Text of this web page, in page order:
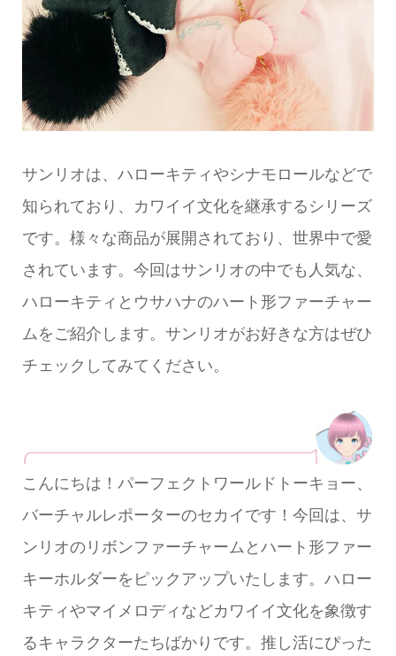
サンリオは、ハローキティやシナモロールなどで
知られており、カワイイ文化を継承するシリーズ
です。様々な商品が展開されており、世界中で愛
されています。今回はサンリオの中でも人気な、
ハローキティとウサハナのハート形ファーチャー
ムをご紹介します。サンリオがお好きな方はぜひ
チェックしてみてください。
こんにちは！パーフェクトワールドトーキョー、
バーチャルレポーターのセカイです！今回は、サ
ンリオのリボンファーチャームとハート形ファー
キーホルダーをピックアップいたします。ハロー
キティやマイメロディなどカワイイ文化を象徴す
るキャラクターたちばかりです。推し活にぴった